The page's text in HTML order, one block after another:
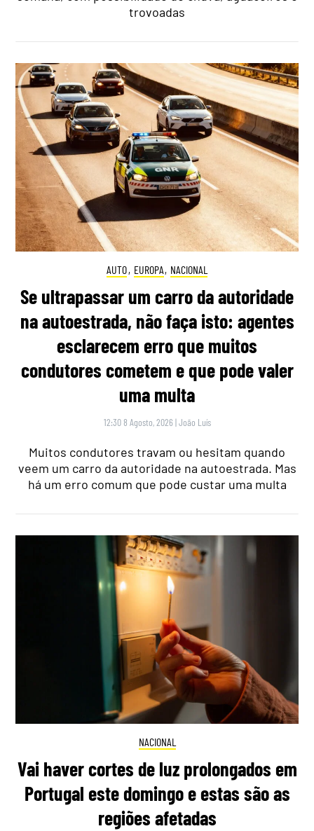
trovoadas
AUTO, EUROPA, NACIONAL
Se ultrapassar um carro da autoridade
na autoestrada, não faça isto: agentes
esclarecem erro que muitos
condutores cometem e que pode valer
uma multa
12:30 8 Agosto, 2026 |João Luís
Muitos condutores travam ou hesitam quando
veem um carro da autoridade na autoestrada. Mas
há um erro comum que pode custar uma multa
NACIONAL
Vai haver cortes de luz prolongados em
Portugal este domingo e estas são as
regiões afetadas